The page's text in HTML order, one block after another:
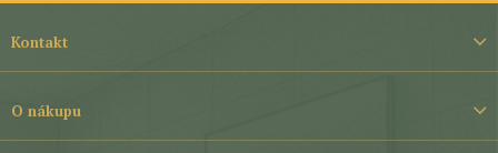
i
Kontakt
O nákupu